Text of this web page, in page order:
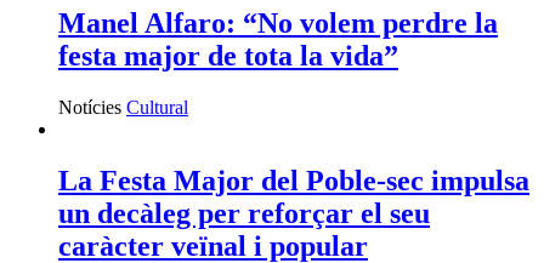
Manel Alfaro: “No volem perdre la
festa major de tota la vida”
Notícies Cultural
La Festa Major del Poble-sec impulsa
un decàleg per reforçar el seu
caràcter veïnal i popular